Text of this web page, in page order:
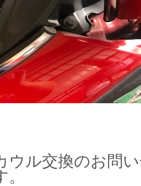
ウル交換のお問